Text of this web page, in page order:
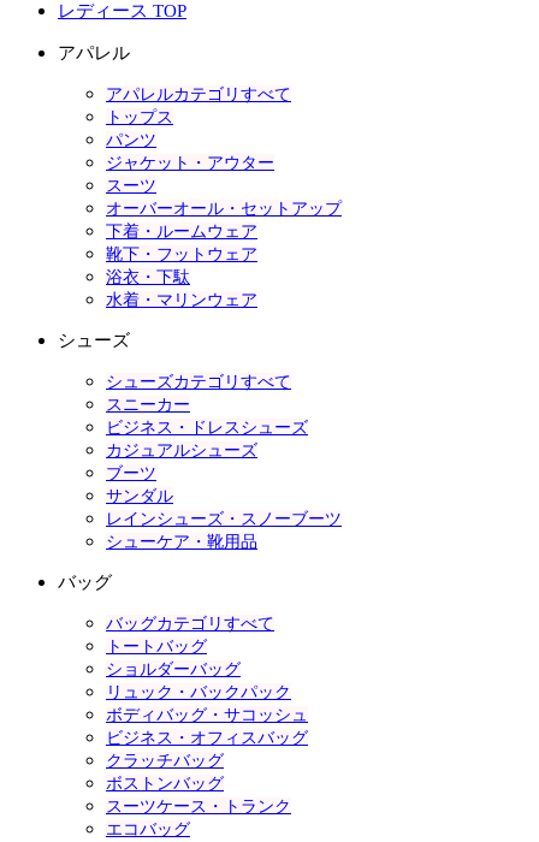
レディース TOP
アパレル
アパレルカテゴリすべて
トップス
パンツ
ジャケット・アウター
スーツ
オーバーオール・セットアップ
下着・ルームウェア
靴下・フットウェア
浴衣・下駄
水着・マリンウェア
シューズ
シューズカテゴリすべて
スニーカー
ビジネス・ドレスシューズ
カジュアルシューズ
ブーツ
サンダル
レインシューズ・スノーブーツ
シューケア・靴用品
バッグ
バッグカテゴリすべて
トートバッグ
ショルダーバッグ
リュック・バックパック
ボディバッグ・サコッシュ
ビジネス・オフィスバッグ
クラッチバッグ
ボストンバッグ
スーツケース・トランク
エコバッグ